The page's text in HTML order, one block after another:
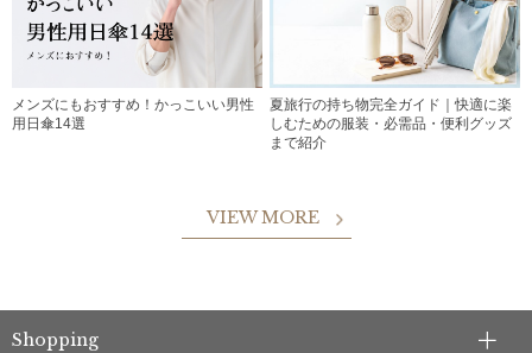
メンズにもおすすめ！かっこいい男性
用日傘14選
夏旅行の持ち物完全ガイド｜快適に楽
しむための服装・必需品・便利グッズ
まで紹介
VIEW MORE
Shopping